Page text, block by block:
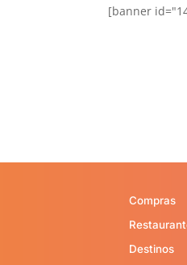
[banner
Compras
Destinos